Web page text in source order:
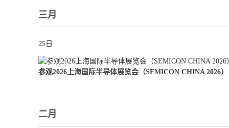
三月
25日
参观2026上海国际半导体展览会（SEMICON CHINA 2026）
二月